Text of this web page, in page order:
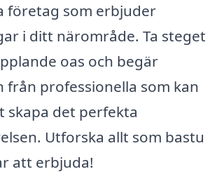
företag som erbjuder
i ditt närområde. Ta steget
oas och begär
från professionella som kan
skapa det perfekta
Utforska allt som bastu
att erbjuda!